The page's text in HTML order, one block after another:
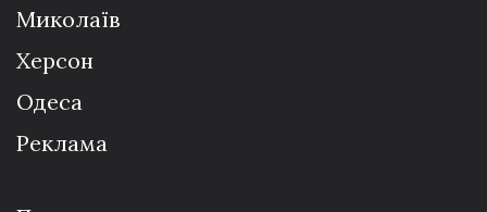
Миколаїв
Херсон
Одеса
Реклама